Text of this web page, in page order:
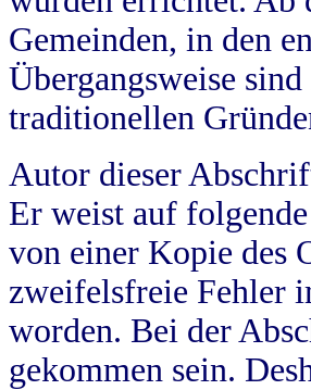
Gemeinden, in den
Übergangsweise
traditionellen
Autor dieser
Er weist auf
von einer Kopie des
zweifelsfreie Fehler
worden. Bei der
gekommen sein.